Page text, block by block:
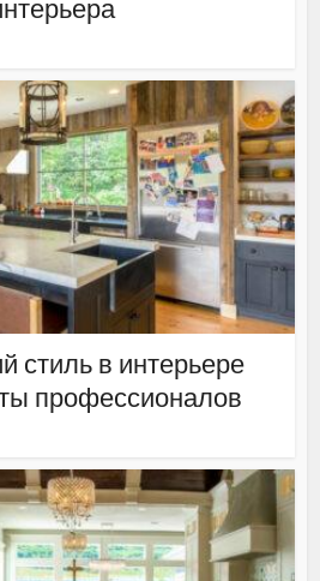
стиль в интерьере
профессионалов